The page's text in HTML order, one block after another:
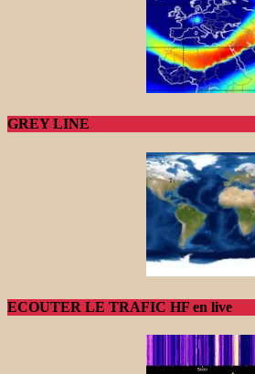
GREY LINE
ECOUTER LE TRAFIC HF en live